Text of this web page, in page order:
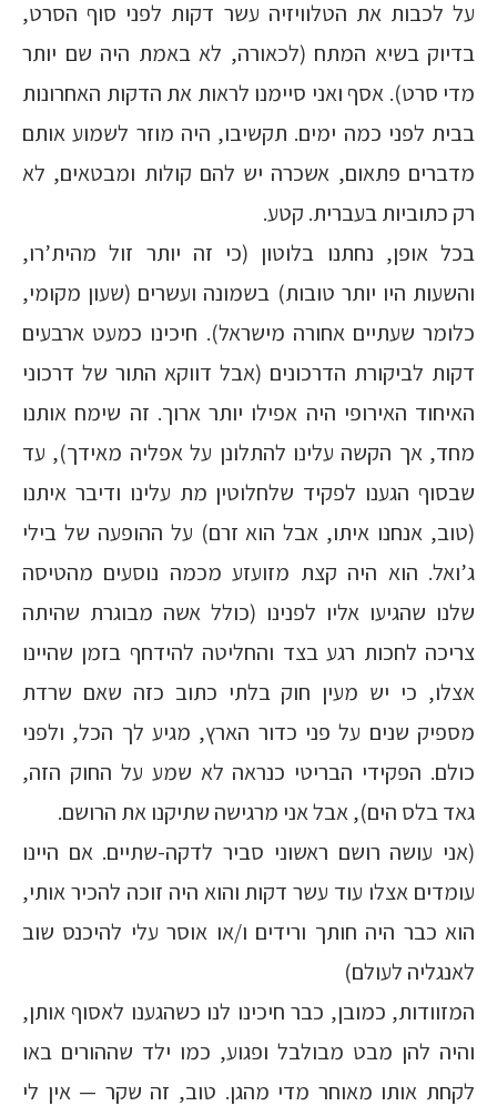
על לכבות את הטלוויזיה עשר דקות לפני סוף הסרט,
בדיוק בשיא המתח (לכאורה, לא באמת היה שם יותר
מדי סרט). אסף ואני סיימנו לראות את הדקות האחרונות
בבית לפני כמה ימים. תקשיבו, היה מוזר לשמוע אותם
מדברים פתאום, אשכרה יש להם קולות ומבטאים, לא
רק כתוביות בעברית. קטע.
בכל אופן, נחתנו בלוטון (כי זה יותר זול מהית’רו,
והשעות היו יותר טובות) בשמונה ועשרים (שעון מקומי,
כלומר שעתיים אחורה מישראל). חיכינו כמעט ארבעים
דקות לביקורת הדרכונים (אבל דווקא התור של דרכוני
האיחוד האירופי היה אפילו יותר ארוך. זה שימח אותנו
מחד, אך הקשה עלינו להתלונן על אפליה מאידך), עד
שבסוף הגענו לפקיד שלחלוטין מת עלינו ודיבר איתנו
(טוב, אנחנו איתו, אבל הוא זרם) על ההופעה של בילי
ג’ואל. הוא היה קצת מזועזע מכמה נוסעים מהטיסה
שלנו שהגיעו אליו לפנינו (כולל אשה מבוגרת שהיתה
צריכה לחכות רגע בצד והחליטה להידחף בזמן שהיינו
אצלו, כי יש מעין חוק בלתי כתוב כזה שאם שרדת
מספיק שנים על פני כדור הארץ, מגיע לך הכל, ולפני
כולם. הפקידי הבריטי כנראה לא שמע על החוק הזה,
גאד בלס הים), אבל אני מרגישה שתיקנו את הרושם.
(אני עושה רושם ראשוני סביר לדקה-שתיים. אם היינו
עומדים אצלו עוד עשר דקות והוא היה זוכה להכיר אותי,
הוא כבר היה חותך ורידים ו/או אוסר עלי להיכנס שוב
לאנגליה לעולם)
המזוודות, כמובן, כבר חיכינו לנו כשהגענו לאסוף אותן,
והיה להן מבט מבולבל ופגוע, כמו ילד שההורים באו
לקחת אותו מאוחר מדי מהגן. טוב, זה שקר — אין לי